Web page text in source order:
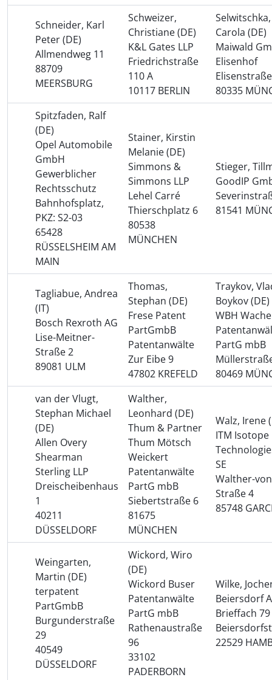
Schneider, Karl
Peter (DE)
Allmendweg 11
88709
MEERSBURG
Schweizer,
Christiane (DE)
K&L Gates LLP
Friedrichstraße
110 A
10117 BERLIN
Carola (DE)
Maiwald
Elisenhof
80335
Spitzfaden, Ralf
(DE)
Opel Automobile
GmbH
Gewerblicher
Rechtsschutz
Bahnhofsplatz,
PKZ: S2-03
65428
RÜSSELSHEIM AM
MAIN
Stainer, Kirstin
Melanie (DE)
Simmons &
Simmons LLP
Lehel Carré
Thierschplatz 6
80538
MÜNCHEN
Stieger,
GoodIP
81541
Tagliabue, Andrea
(IT)
Bosch Rexroth AG
Lise-Meitner-
Straße 2
89081 ULM
Thomas,
Stephan (DE)
Frese Patent
PartGmbB
Patentanwälte
Zur Eibe 9
47802 KREFELD
Traykov,
Boykov (DE)
WBH
PartG mbB
80469
van der Vlugt,
Stephan Michael
(DE)
Allen Overy
Shearman
Sterling LLP
Dreischeibenhaus
1
40211
DÜSSELDORF
Walther,
Leonhard (DE)
Thum & Partner
Thum Mötsch
Weickert
Patentanwälte
PartG mbB
Siebertstraße 6
81675
MÜNCHEN
Walz, Irene
ITM Isotope
SE
Walther-
Straße 4
85748
Weingarten,
Martin (DE)
terpatent
PartGmbB
Burgunderstraße
29
40549
DÜSSELDORF
Wickord, Wiro
(DE)
Wickord Buser
Patentanwälte
PartG mbB
Rathenaustraße
96
33102
PADERBORN
Wilke,
Beiersdorf
Brieffach 79
22529